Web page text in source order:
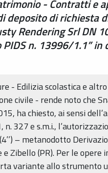
- Contratti e
deposito di richiesta
Rendering Srl DN
n. 13996/1.1” in
- Edilizia scolastica e
civile - rende noto che
ha chiesto, ai sensi
327 e s.m.i.,
– metanodotto
Zibello (PR). Per le
variante allo strumento